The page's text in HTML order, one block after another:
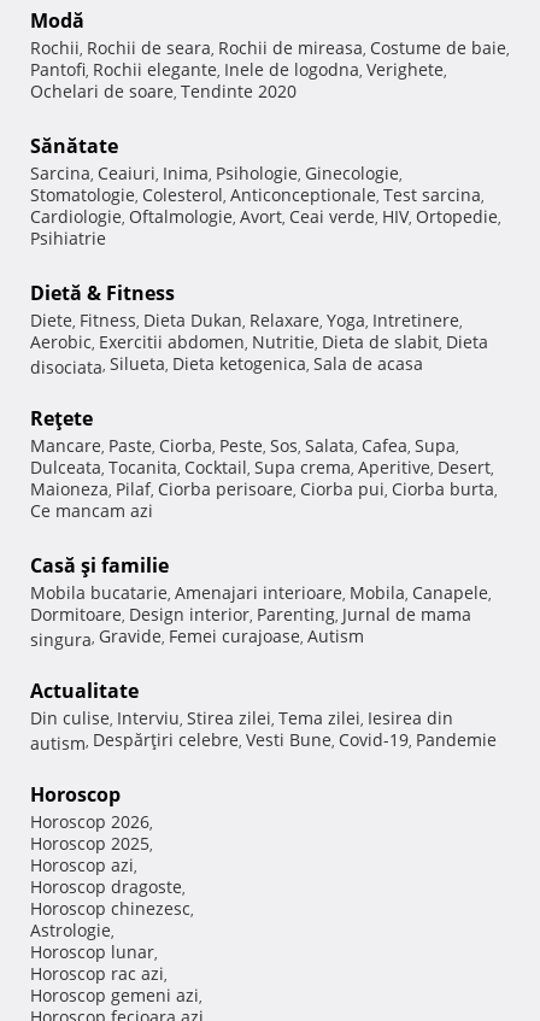
Modă
Rochii, Rochii de seara, Rochii de mireasa, Costume de baie,
Pantofi, Rochii elegante, Inele de logodna, Verighete,
Ochelari de soare, Tendinte 2020
Sănătate
Sarcina, Ceaiuri, Inima, Psihologie, Ginecologie,
Stomatologie, Colesterol, Anticonceptionale, Test sarcina,
Cardiologie, Oftalmologie, Avort, Ceai verde, HIV, Ortopedie,
Psihiatrie
Dietă & Fitness
Diete, Fitness, Dieta Dukan, Relaxare, Yoga, Intretinere,
Aerobic, Exercitii abdomen, Nutritie, Dieta de slabit, Dieta
disociata, Silueta, Dieta ketogenica, Sala de acasa
Reţete
Mancare, Paste, Ciorba, Peste, Sos, Salata, Cafea, Supa,
Dulceata, Tocanita, Cocktail, Supa crema, Aperitive, Desert,
Maioneza, Pilaf, Ciorba perisoare, Ciorba pui, Ciorba burta,
Ce mancam azi
Casă şi familie
Mobila bucatarie, Amenajari interioare, Mobila, Canapele,
Dormitoare, Design interior, Parenting, Jurnal de mama
singura, Gravide, Femei curajoase, Autism
Actualitate
Din culise, Interviu, Stirea zilei, Tema zilei, Iesirea din
autism, Despărţiri celebre, Vesti Bune, Covid-19, Pandemie
Horoscop
Horoscop 2026,
Horoscop 2025,
Horoscop azi,
Horoscop dragoste,
Horoscop chinezesc,
Astrologie,
Horoscop lunar,
Horoscop rac azi,
Horoscop gemeni azi,